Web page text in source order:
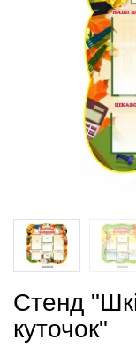
Стенд
куточок"